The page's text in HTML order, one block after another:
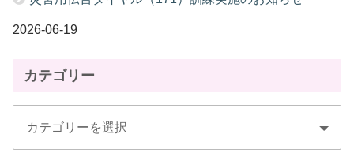
2026-06-19
カテゴリー